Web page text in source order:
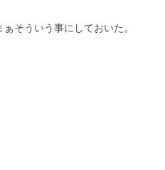
そういう事にしておいた。